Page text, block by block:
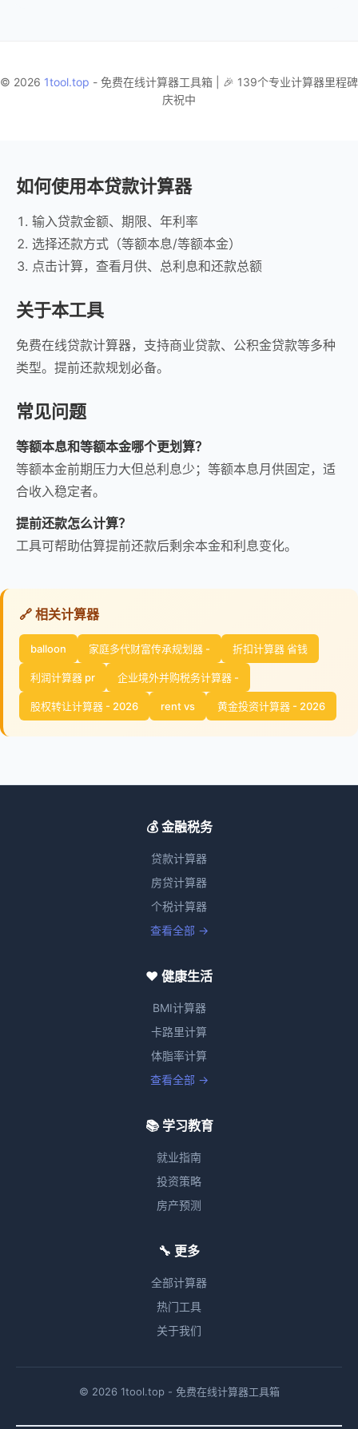
© 2026 1tool.top - 免费在线计算器工具箱 | 🎉 139个专业计算器里程碑
庆祝中
如何使用本贷款计算器
输入贷款金额、期限、年利率
选择还款方式（等额本息/等额本金）
点击计算，查看月供、总利息和还款总额
关于本工具
免费在线贷款计算器，支持商业贷款、公积金贷款等多种
类型。提前还款规划必备。
常见问题
等额本息和等额本金哪个更划算？
等额本金前期压力大但总利息少；等额本息月供固定，适
合收入稳定者。
提前还款怎么计算？
工具可帮助估算提前还款后剩余本金和利息变化。
🔗 相关计算器
balloon 家庭多代财富传承规划器 - 折扣计算器 省钱
利润计算器 pr 企业境外并购税务计算器 -
股权转让计算器 - 2026 rent vs 黄金投资计算器 - 2026
💰 金融税务
贷款计算器
房贷计算器
个税计算器
查看全部 →
❤️ 健康生活
BMI计算器
卡路里计算
体脂率计算
查看全部 →
📚 学习教育
就业指南
投资策略
房产预测
🔧 更多
全部计算器
热门工具
关于我们
© 2026 1tool.top - 免费在线计算器工具箱